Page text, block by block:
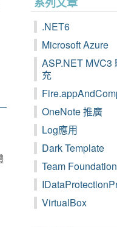
.NET6
Microsoft Azure
ASP.NET MVC3
充
OneNote 推廣
Log應用
Dark Template
Team
VirtualBox